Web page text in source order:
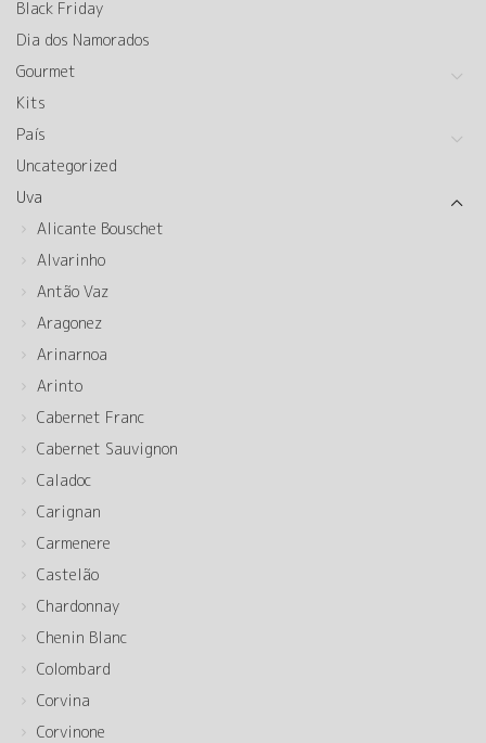
Black Friday
Dia dos Namorados
Gourmet
Kits
País
Uncategorized
Uva
Alicante Bouschet
Alvarinho
Antão Vaz
Aragonez
Arinarnoa
Arinto
Cabernet Franc
Cabernet Sauvignon
Caladoc
Carignan
Carmenere
Castelão
Chardonnay
Chenin Blanc
Colombard
Corvina
Corvinone